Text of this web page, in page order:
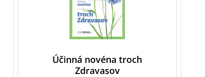
Účinná novéna troch
Zdravasov